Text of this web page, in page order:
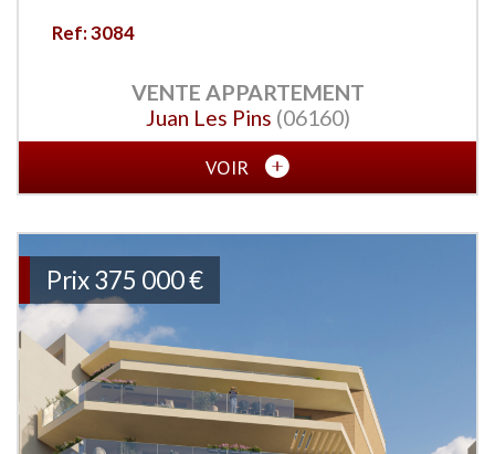
Ref: 3084
VENTE APPARTEMENT
Juan Les Pins (06160)
VOIR
Prix375 000€